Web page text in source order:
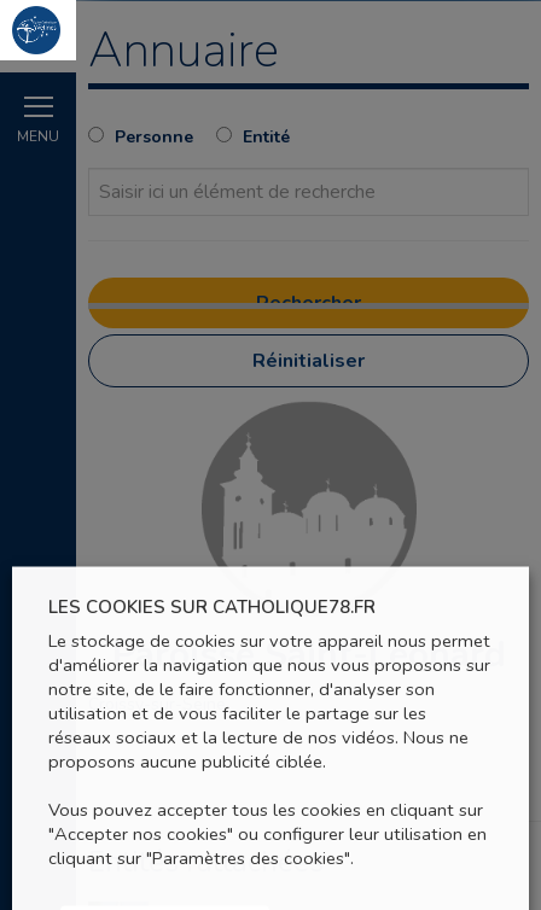
MENU
Annuaire
Personne Entité
Réinitialiser
Paroisse Saint-Léonard
Croissy-sur-Seine
Entités rattachées
LES COOKIES SUR CATHOLIQUE78.FR
Le stockage de cookies sur votre appareil nous permet
d'améliorer la navigation que nous vous proposons sur
notre site, de le faire fonctionner, d'analyser son
utilisation et de vous faciliter le partage sur les
réseaux sociaux et la lecture de nos vidéos. Nous ne
proposons aucune publicité ciblée.
Vous pouvez accepter tous les cookies en cliquant sur
"Accepter nos cookies" ou configurer leur utilisation en
cliquant sur "Paramètres des cookies".